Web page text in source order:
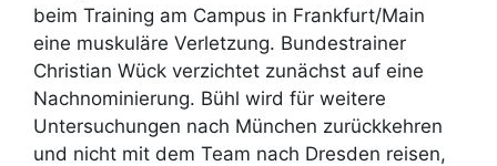
beim Training am Campus in Frankfurt/Main
eine muskuläre Verletzung. Bundestrainer
Christian Wück verzichtet zunächst auf eine
Nachnominierung. Bühl wird für weitere
Untersuchungen nach München zurückkehren
und nicht mit dem Team nach Dresden reisen,